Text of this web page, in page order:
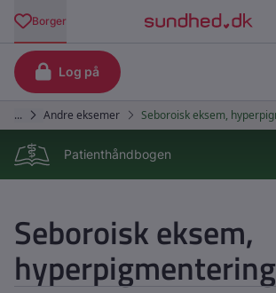
Patienthåndbogen
Seboroisk eksem,
hyperpigmentering